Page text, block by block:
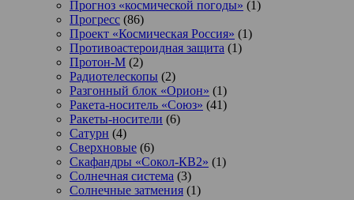
Прогноз «космической погоды» (1)
Прогресс (86)
Проект «Космическая Россия» (1)
Противоастероидная защита (1)
Протон-М (2)
Радиотелескопы (2)
Разгонный блок «Орион» (1)
Ракета-носитель «Союз» (41)
Ракеты-носители (6)
Сатурн (4)
Сверхновые (6)
Скафандры «Сокол-КВ2» (1)
Солнечная система (3)
Солнечные затмения (1)